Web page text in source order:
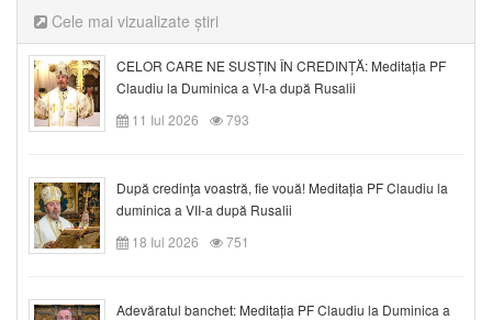
Cele mai vizualizate știri
CELOR CARE NE SUSȚIN ÎN CREDINȚĂ: Meditația PF
Claudiu la Duminica a VI-a după Rusalii
11 Iul 2026
793
După credinţa voastră, fie vouă! Meditația PF Claudiu la
duminica a VII-a după Rusalii
18 Iul 2026
751
Adevăratul banchet: Meditația PF Claudiu la Duminica a